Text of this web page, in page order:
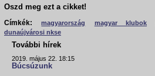
Oszd meg ezt a cikket!
Címkék:
magyarország magyar klubok
dunaújvárosi nkse
További hírek
2019. május 22. 18:15
Búcsúzunk